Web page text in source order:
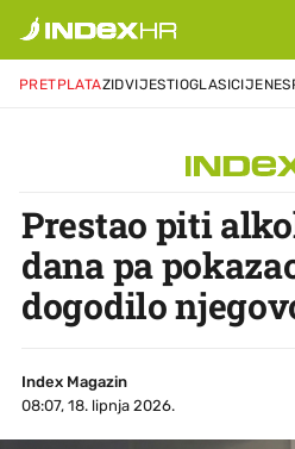
PRETPLATAZIDVIJESTIOGLASICIJENE
Prestao piti
dana pa
dogodilo
Index Magazin
08:07, 18. lipnja 2026.